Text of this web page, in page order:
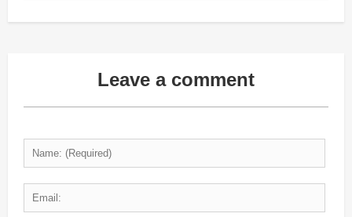
Leave a comment